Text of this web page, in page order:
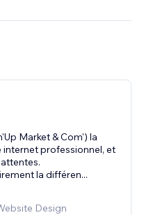
Market & Com') la
professionnel, et
la différen...
Design